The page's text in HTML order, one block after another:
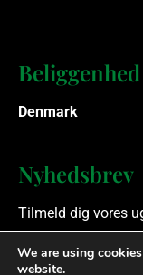
Beliggenhed
Denmark
Nyhedsbrev
Tilmeld dig vores
spammer.
We are using
website.